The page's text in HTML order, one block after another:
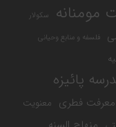
مومنانه سکولار
فلسفه و منابع وحیانی
پائیزه
معرفت فطری معنویت